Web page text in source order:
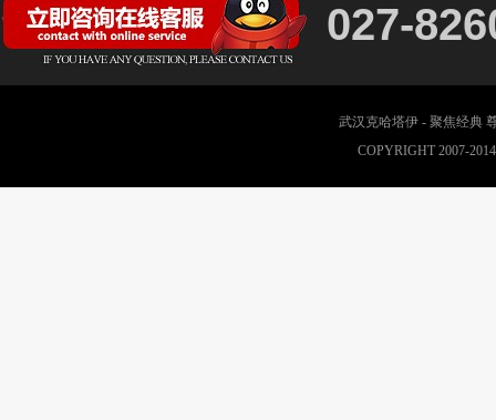
027-
武汉克哈塔伊 - 聚焦经典
COPYRIGHT 2007-